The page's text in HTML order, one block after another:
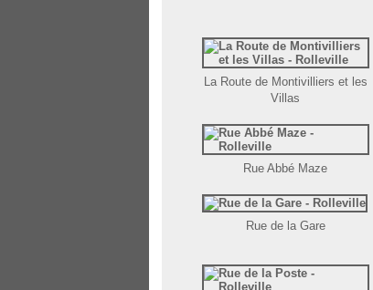
La Route de Montivilliers et les
Villas
Rue Abbé Maze
Rue de la Gare